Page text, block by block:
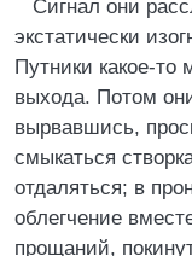
Сигнал они
экстатически
Путники какое-то
выхода. Потом
вырвавшись,
смыкаться
отдаляться; в
облегчение
прощаний,